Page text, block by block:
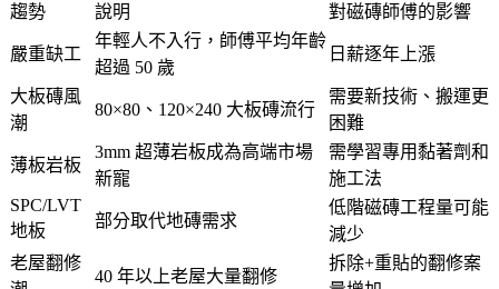
趨勢 說明 對磁磚師傅的影響
嚴重缺工
年輕人不入行，師傅平均年齡
超過 50 歲
日薪逐年上漲
大板磚風
潮
80×80、120×240 大板磚流行
需要新技術、搬運更
困難
薄板岩板
3mm 超薄岩板成為高端市場
新寵
需學習專用黏著劑和
施工法
SPC/LVT
地板
部分取代地磚需求
低階磁磚工程量可能
減少
老屋翻修
40 年以上老屋大量翻修
拆除+重貼的翻修案